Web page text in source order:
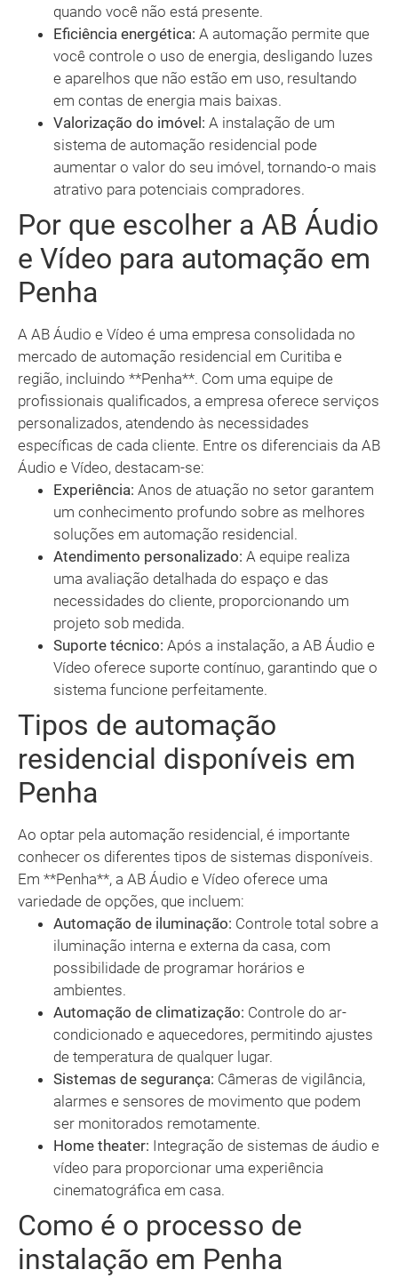
quando você não está presente.
Eficiência energética: A automação permite que
você controle o uso de energia, desligando luzes
e aparelhos que não estão em uso, resultando
em contas de energia mais baixas.
Valorização do imóvel: A instalação de um
sistema de automação residencial pode
aumentar o valor do seu imóvel, tornando-o mais
atrativo para potenciais compradores.
Por que escolher a AB Áudio
e Vídeo para automação em
Penha
A AB Áudio e Vídeo é uma empresa consolidada no
mercado de automação residencial em Curitiba e
região, incluindo **Penha**. Com uma equipe de
profissionais qualificados, a empresa oferece serviços
personalizados, atendendo às necessidades
específicas de cada cliente. Entre os diferenciais da AB
Áudio e Vídeo, destacam-se:
Experiência: Anos de atuação no setor garantem
um conhecimento profundo sobre as melhores
soluções em automação residencial.
Atendimento personalizado: A equipe realiza
uma avaliação detalhada do espaço e das
necessidades do cliente, proporcionando um
projeto sob medida.
Suporte técnico: Após a instalação, a AB Áudio e
Vídeo oferece suporte contínuo, garantindo que o
sistema funcione perfeitamente.
Tipos de automação
residencial disponíveis em
Penha
Ao optar pela automação residencial, é importante
conhecer os diferentes tipos de sistemas disponíveis.
Em **Penha**, a AB Áudio e Vídeo oferece uma
variedade de opções, que incluem:
Automação de iluminação: Controle total sobre a
iluminação interna e externa da casa, com
possibilidade de programar horários e
ambientes.
Automação de climatização: Controle do ar-
condicionado e aquecedores, permitindo ajustes
de temperatura de qualquer lugar.
Sistemas de segurança: Câmeras de vigilância,
alarmes e sensores de movimento que podem
ser monitorados remotamente.
Home theater: Integração de sistemas de áudio e
vídeo para proporcionar uma experiência
cinematográfica em casa.
Como é o processo de
instalação em Penha